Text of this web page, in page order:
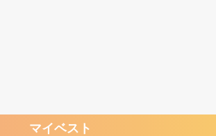
マイベスト